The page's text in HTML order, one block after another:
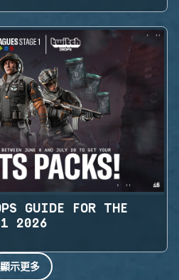
GUIDE FOR THE
1 2026
顯示更多